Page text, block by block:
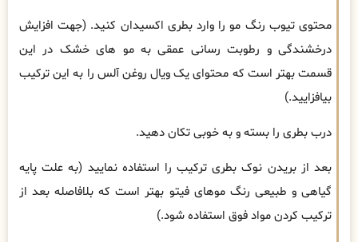
محتوی تیوب رنگ مو را وارد بطری اکسیدان کنید. (جهت افزایش
درخشندگی و رطوبت رسانی عمقی به مو های خشک در این
قسمت بهتر است که محتوای یک ویال روغن آلس را به این ترکیب
بیافزایید.)
درب بطری را بسته و به ‌خوبی تکان دهید.
بعد از بریدن نوک بطری ترکیب را استفاده نمایید (به علت پایه
گیاهی و طبیعی رنگ موهای فیتو بهتر است که بلافاصله بعد از
ترکیب کردن مواد فوق استفاده شود.)